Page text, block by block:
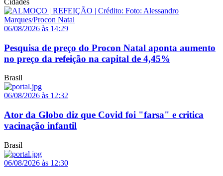
06/08/2026 às 14:29
Pesquisa de preço do Procon Natal aponta aumento
no preço da refeição na capital de 4,45%
Brasil
06/08/2026 às 12:32
Ator da Globo diz que Covid foi "farsa" e critica
vacinação infantil
Brasil
06/08/2026 às 12:30